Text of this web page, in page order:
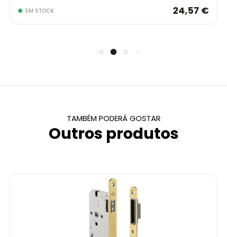
EM STOCK 24,57 €
TAMBÉM PODERÁ GOSTAR
Outros produtos